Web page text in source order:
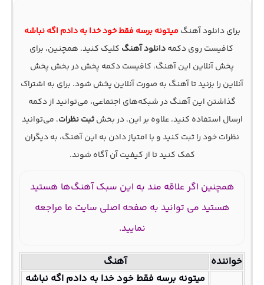
برای دانلود آهنگمیتونه برسه فقط خود خدا به دادم اگه نباشه
کافیست روی دکمهدانلود آهنگ کلیک کنید. همچنین، برای
پخش آنلاین این آهنگ، کافیست دکمه پخش در بخش پخش
آنلاین را بزنید تا آهنگ به صورت آنلاین پخش شود. برای به اشتراک
گذاشتن این آهنگ در شبکه‌های اجتماعی، می‌توانید از دکمه
ارسال استفاده کنید. علاوه بر این، در بخشثبت نظرات، می‌توانید
نظرات خود را ثبت کنید و با امتیاز دادن به این آهنگ، به دیگران
کمک کنید تا از کیفیت آن آگاه شوند.
همچنین اگر علاقه مند به این سبک آهنگ‌ها هستید
هستید می توانید به صفحه اصلی سایت ما مراجعه
نمایید.
خواننده
آهنگ
میتونه برسه فقط خود خدا به دادم اگه نباشه